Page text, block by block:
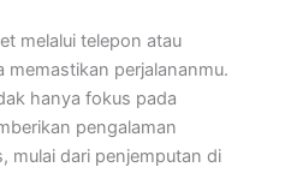
melalui telepon atau
perjalananmu.
hanya fokus pada
pengalaman
mulai dari penjemputan di